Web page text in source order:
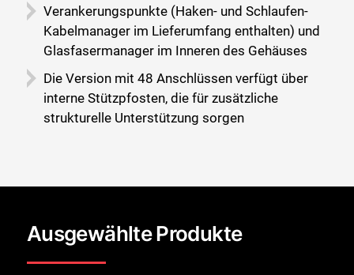
Verankerungspunkte (Haken- und Schlaufen-
Kabelmanager im Lieferumfang enthalten) und
Glasfasermanager im Inneren des Gehäuses
Die Version mit 48 Anschlüssen verfügt über
interne Stützpfosten, die für zusätzliche
strukturelle Unterstützung sorgen
Ausgewählte Produkte